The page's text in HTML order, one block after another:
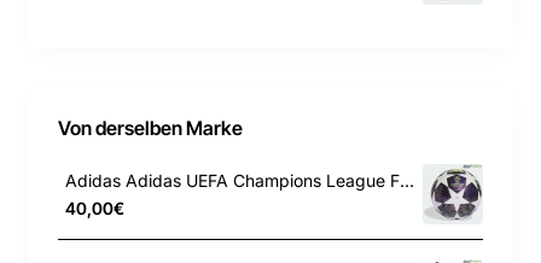
NANOSTRIKE Technologie
Von derselben Marke
Adidas Adidas UEFA Champions League Final League Box Fussball JX9101
40,00€